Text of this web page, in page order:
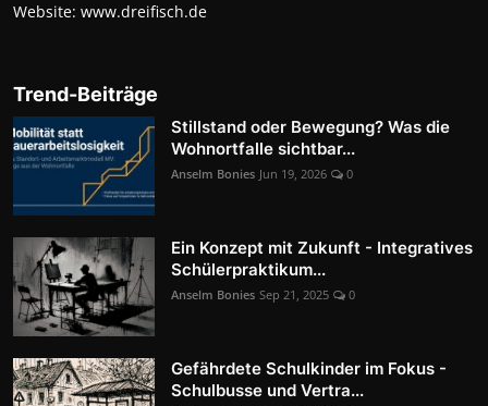
Website: www.dreifisch.de
Trend-Beiträge
Stillstand oder Bewegung? Was die
Wohnortfalle sichtbar...
Anselm Bonies Jun 19, 2026 0
Ein Konzept mit Zukunft - Integratives
Schülerpraktikum...
Anselm Bonies Sep 21, 2025 0
Gefährdete Schulkinder im Fokus -
Schulbusse und Vertra...